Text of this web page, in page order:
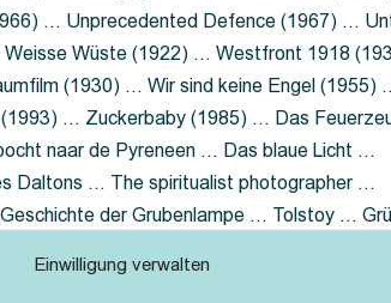
Einwilligung verwalten
… Unprecedented Defence (1967) …
Wüste (1922) … Westfront 1918
(1930) … Wir sind keine Engel (1955)
… Zuckerbaby (1985) … Das
naar de Pyreneen … Das blaue Licht …
Daltons … The spiritualist photographer …
der Grubenlampe … Tolstoy …